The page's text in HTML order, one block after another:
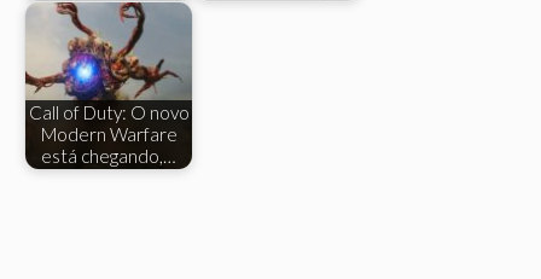
Call of Duty: O novo
Modern Warfare
está chegando,…